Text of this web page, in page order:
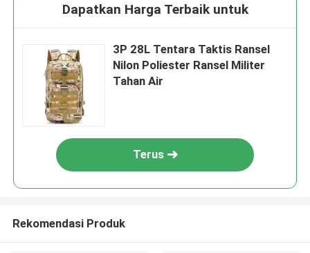
Dapatkan Harga Terbaik untuk
3P 28L Tentara Taktis Ransel
Nilon Poliester Ransel Militer
Tahan Air
Terus
Rekomendasi Produk